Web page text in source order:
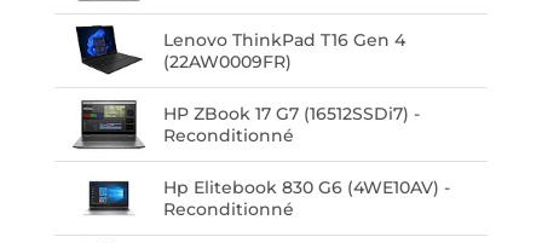
Lenovo ThinkPad T16 Gen 4
(22AW0009FR)
HP ZBook 17 G7 (16512SSDi7) -
Reconditionné
Hp Elitebook 830 G6 (4WE10AV) -
Reconditionné